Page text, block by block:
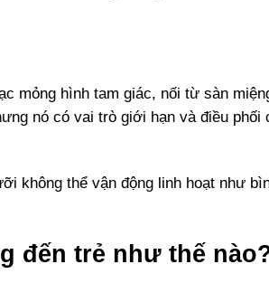
mỏng hình tam giác, nối từ sàn
nó có vai trò giới hạn và điều
không thể vận động linh hoạt như
đến trẻ như thế